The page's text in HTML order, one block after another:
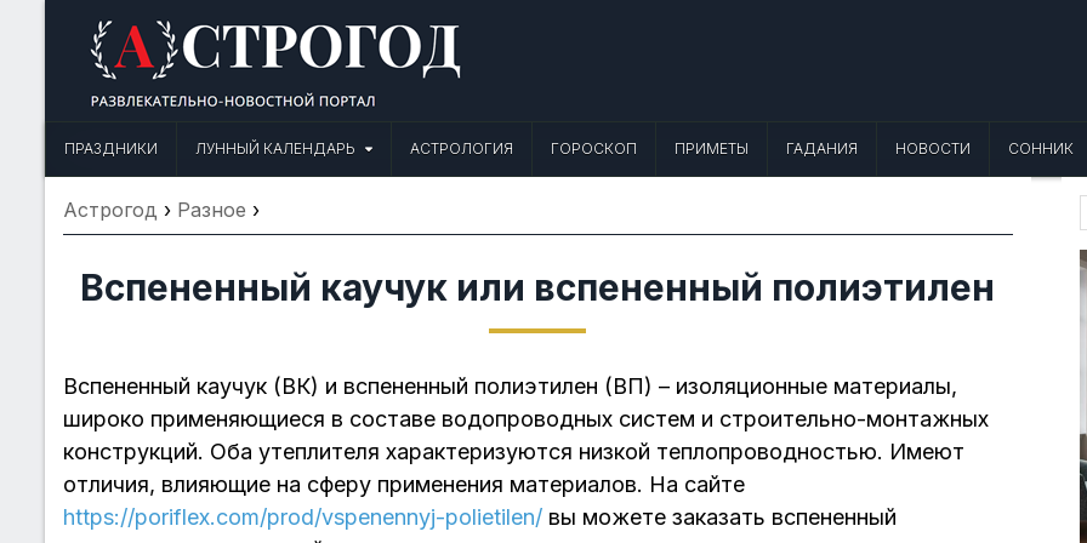
Астрогод: Праздники сегодня, Лунный календарь, Приметы, Что
ПРАЗДНИКИ
ЛУННЫЙ КАЛЕНДАРЬ АСТРОЛОГИЯ ГОРОСКОП ПРИМЕТЫ ГАДАНИЯ НОВОСТИ СОННИК
Астрогод › Разное ›
Вспененный каучук или вспененный полиэтилен
Вспененный каучук (ВК) и вспененный полиэтилен (ВП) – изоляционные материалы,
широко применяющиеся в составе водопроводных систем и строительно-монтажных
конструкций. Оба утеплителя характеризуются низкой теплопроводностью. Имеют
отличия, влияющие на сферу применения материалов. На сайте
https://poriflex.com/prod/vspenennyj-polietilen/ вы можете заказать вспененный